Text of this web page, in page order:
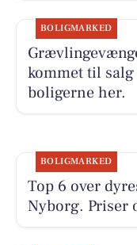
BOLIGMARKED
kommet til
boligerne her.
BOLIGMARKED
Top 6 over
Nyborg. Priser